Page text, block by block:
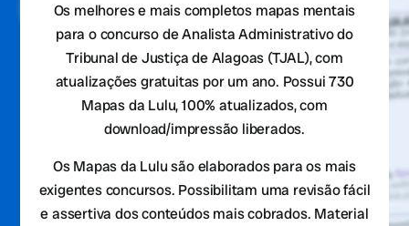
Os melhores e mais completos mapas mentais
para o concurso de Analista Administrativo do
Tribunal de Justiça de Alagoas (TJAL), com
atualizações gratuitas por um ano. Possui 730
Mapas da Lulu, 100% atualizados, com
download/impressão liberados.
Os Mapas da Lulu são elaborados para os mais
exigentes concursos. Possibilitam uma revisão fácil
e assertiva dos conteúdos mais cobrados. Material